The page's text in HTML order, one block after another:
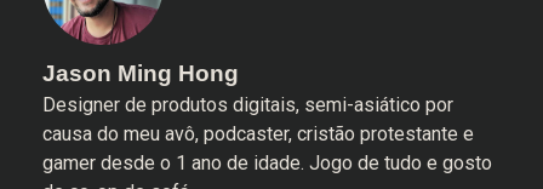
Jason Ming Hong
Designer de produtos digitais, semi-asiático por
causa do meu avô, podcaster, cristão protestante e
gamer desde o 1 ano de idade. Jogo de tudo e gosto